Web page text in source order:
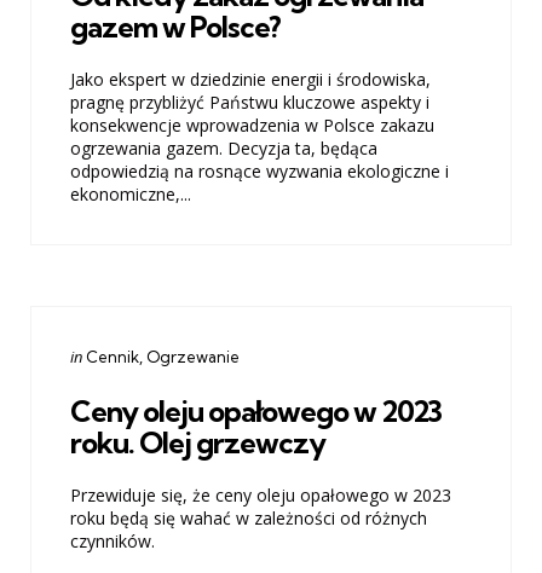
gazem w Polsce?
Jako ekspert w dziedzinie energii i środowiska,
pragnę przybliżyć Państwu kluczowe aspekty i
konsekwencje wprowadzenia w Polsce zakazu
ogrzewania gazem. Decyzja ta, będąca
odpowiedzią na rosnące wyzwania ekologiczne i
ekonomiczne,...
Categories
Posted
in Cennik Ogrzewanie
Ceny oleju opałowego w 2023
roku. Olej grzewczy
Przewiduje się, że ceny oleju opałowego w 2023
roku będą się wahać w zależności od różnych
czynników.